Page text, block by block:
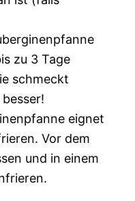
zu 3 Tage
schmeckt
eignet
Vor dem
und in einem